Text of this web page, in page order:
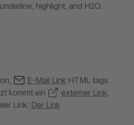
highlight, and H2O.
E-Mail Link HTML tags
kommt ein
externer Link.
Link: Der Link